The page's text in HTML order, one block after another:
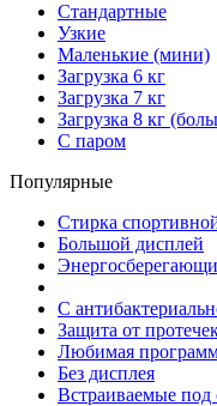
Стандартные
Узкие
Маленькие (мини)
Загрузка 6 кг
Загрузка 7 кг
Загрузка 8 кг
С паром
Популярные
Стирка
Большой дисплей
С
Защита от
Любимая
Без дисплея
Встраиваемые